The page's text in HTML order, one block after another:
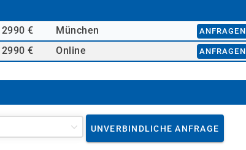
2990 € München ANFRAGEN
2990 € Online ANFRAGEN
UNVERBINDLICHE ANFRAGE